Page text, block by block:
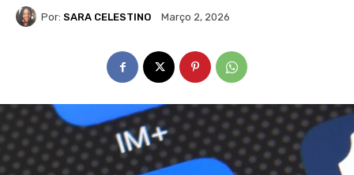
Por: SARA CELESTINO Março 2, 2026